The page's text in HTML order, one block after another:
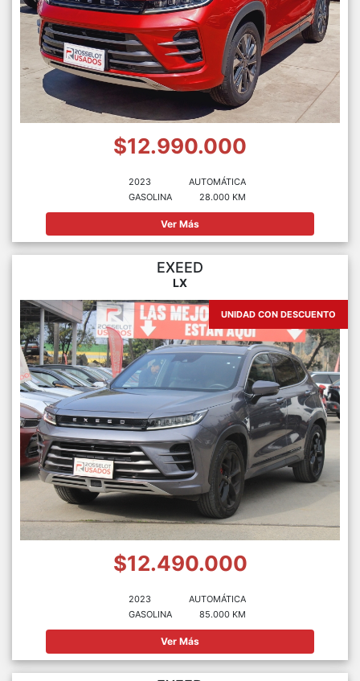
$12.990.000
2023
GASOLINA
AUTOMÁTICA
28.000 KM
Ver Más
EXEED
LX
UNIDAD CON DESCUENTO
$12.490.000
2023
GASOLINA
AUTOMÁTICA
85.000 KM
Ver Más